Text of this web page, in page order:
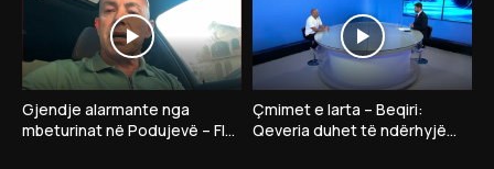
Gjendje alarmante nga
mbeturinat në Podujevë – Flet
Çmimet e larta – Beqiri:
Qeveria duhet të ndërhyjë